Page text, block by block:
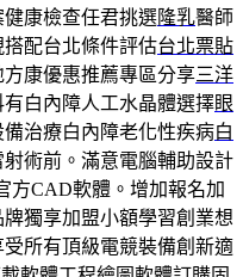
康檢查任君挑選隆乳醫師
配台北條件評估台北票貼
康優惠推薦專區分享三洋
白內障人工水晶體選擇眼
治療白內障老化性疾病白
術前。滿意電腦輔助設計
方CAD軟體。增加報名加
牌獨享加盟小額學習創業想
受所有頂級電競裝備創新適